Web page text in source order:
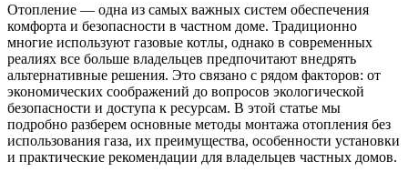
Отопление — одна из самых важных систем обеспечения
комфорта и безопасности в частном доме. Традиционно
многие используют газовые котлы, однако в современных
реалиях все больше владельцев предпочитают внедрять
альтернативные решения. Это связано с рядом факторов: от
экономических соображений до вопросов экологической
безопасности и доступа к ресурсам. В этой статье мы
подробно разберем основные методы монтажа отопления без
использования газа, их преимущества, особенности установки
и практические рекомендации для владельцев частных домов.